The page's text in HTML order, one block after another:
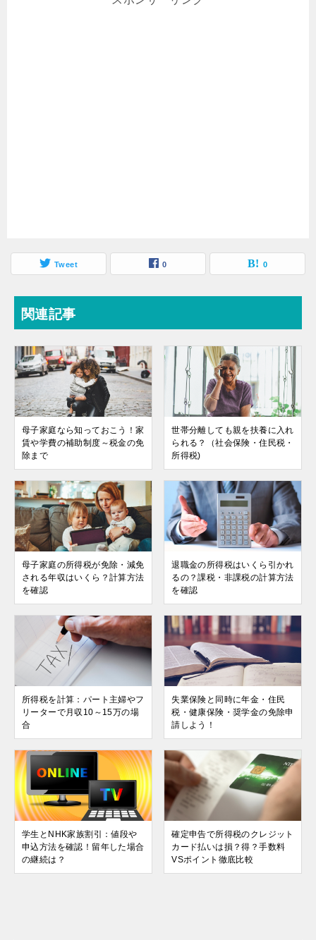
Tweet 0 0
関連記事
母子家庭なら知っておこう！家
賃や学費の補助制度～税金の免
除まで
世帯分離しても親を扶養に入れ
られる？（社会保険・住民税・
所得税)
母子家庭の所得税が免除・減免
される年収はいくら？計算方法
を確認
退職金の所得税はいくら引かれ
るの？課税・非課税の計算方法
を確認
所得税を計算：パート主婦やフ
リーターで月収10～15万の場
合
失業保険と同時に年金・住民
税・健康保険・奨学金の免除申
請しよう！
学生とNHK家族割引：値段や
申込方法を確認！留年した場合
の継続は？
確定申告で所得税のクレジット
カード払いは損？得？手数料
VSポイント徹底比較